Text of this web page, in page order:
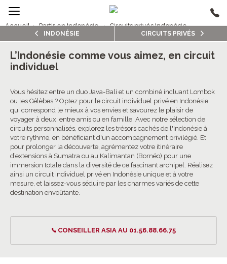
Accueil› Partir en Indonésie› Circuits privés Indonésie
2/5
Circuits privés Indonésie
L’Indonésie comme vous aimez, en circuit
individuel
Vous hésitez entre un duo Java-Bali et un combiné incluant Lombok
ou les Célèbes ? Optez pour le circuit individuel privé en Indonésie
qui correspond le mieux à vos envies et savourez le plaisir de
voyager à deux, entre amis ou en famille. Avec notre sélection de
circuits personnalisés, explorez les trésors cachés de l'Indonésie à
votre rythme, en bénéficiant d'un accompagnement privilégié. Et
pour prolonger la découverte, agrémentez votre itinéraire
d’extensions à Sumatra ou au Kalimantan (Bornéo) pour une
immersion totale dans la diversité de ce fascinant archipel. Réalisez
ainsi un circuit individuel privé en Indonésie unique et à votre
mesure, et laissez-vous séduire par les charmes variés de cette
destination envoûtante.
CONSEILLER ASIA AU 01.56.88.66.75
INDONÉSIE CIRCUITS PRIVÉS